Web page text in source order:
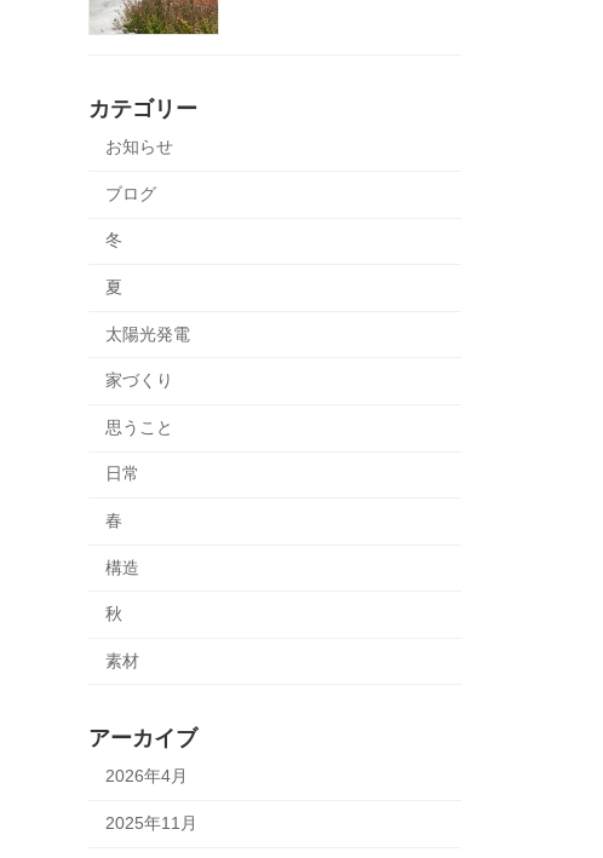
カテゴリー
お知らせ
ブログ
冬
夏
太陽光発電
家づくり
思うこと
日常
春
構造
秋
素材
アーカイブ
2026年4月
2025年11月